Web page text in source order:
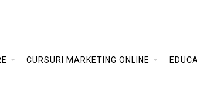
CURSURI MARKETING ONLINE